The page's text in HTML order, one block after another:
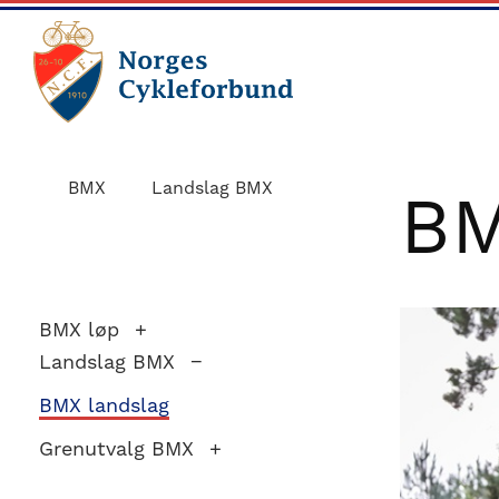
Skip
main
content
Skip
footer
Cykleforbund
1910,
og
gått
fra
BMX Landslag BMX
BMX løp
Landslag BMX
BMX landslag
Grenutvalg BMX